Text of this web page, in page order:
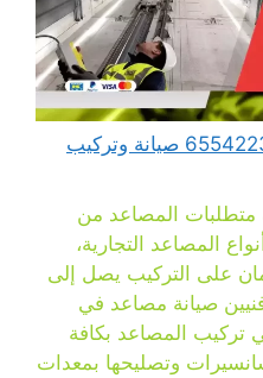
صيانة مصاعد في الكويت 65542233 صيانة وتركيب
متطلبات المصاعد من
المصاعد التجارية،
على التركيب يصل إلى
صيانة مصاعد في
تركيب المصاعد بكافة
وتصليحها بمعدات